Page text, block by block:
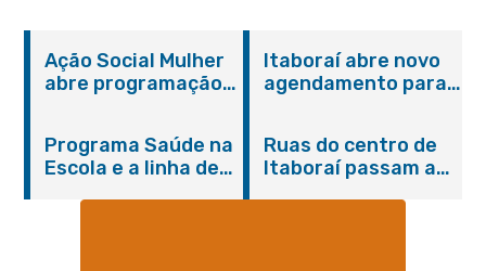
Ação Social Mulher
abre programação
serviços gratuitos e
orientações
Itaboraí abre novo
agendamento para
Programa Saúde na
Escola e a linha de
Ruas do centro de
Itaboraí passam a